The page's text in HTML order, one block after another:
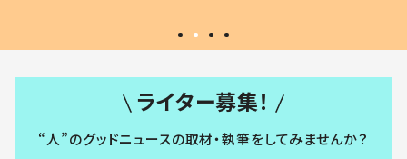
ライター募集！
“人”のグッドニュースの取材・執筆をしてみませんか？